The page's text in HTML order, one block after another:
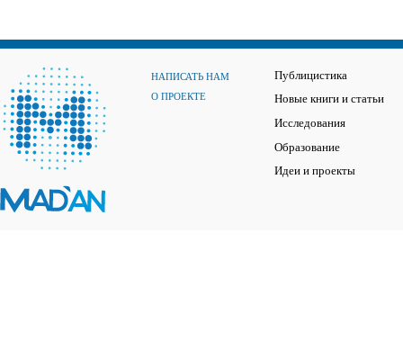
НАПИСАТЬ НАМ
О ПРОЕКТЕ
Публицистика
Новые книги и статьи
Исследования
Образование
Идеи и проекты